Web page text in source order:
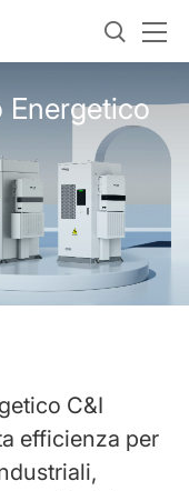
Energetico
C&I
efficienza per